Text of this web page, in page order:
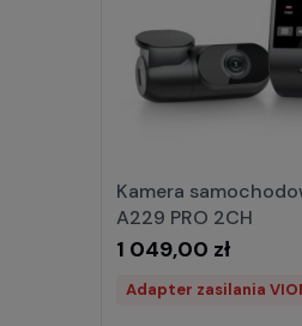
Kamera
A229 PRO 2CH
1 049,00 zł
Adapter zasilania